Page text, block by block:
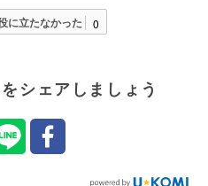
に立たなかった 0
シェアしましょう